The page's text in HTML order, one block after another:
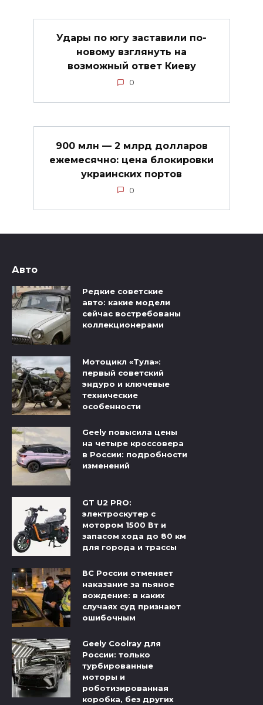
Удары по югу заставили по-
новому взглянуть на
возможный ответ Киеву
0
900 млн — 2 млрд долларов
ежемесячно: цена блокировки
украинских портов
0
Авто
Редкие советские
авто: какие модели
сейчас востребованы
коллекционерами
Мотоцикл «Тула»:
первый советский
эндуро и ключевые
технические
особенности
Geely повысила цены
на четыре кроссовера
в России: подробности
изменений
GT U2 PRO:
электроскутер с
мотором 1500 Вт и
запасом хода до 80 км
для города и трассы
ВС России отменяет
наказание за пьяное
вождение: в каких
случаях суд признают
ошибочным
Geely Coolray для
России: только
турбированные
моторы и
роботизированная
коробка, без других